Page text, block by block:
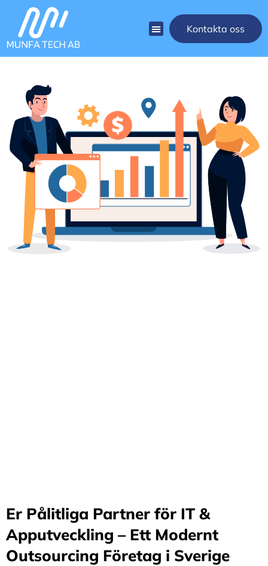
Kontakta oss
Er Pålitliga Partner för IT &
Apputveckling – Ett Modernt
Outsourcing Företag i Sverige